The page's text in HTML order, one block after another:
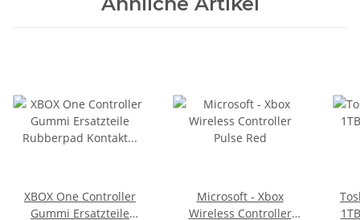
XBOX One Controller
Gummi Ersatzteile
Microsoft - Xbox
Wireless Controller